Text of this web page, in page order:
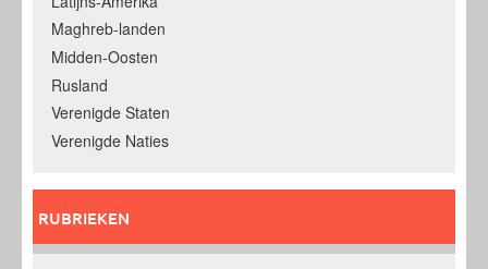
Maghreb-landen
Midden-Oosten
Rusland
Verenigde Staten
Verenigde Naties
RUBRIEKEN